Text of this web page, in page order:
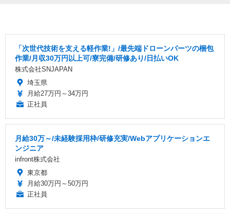
「次世代技術を支える軽作業!」/最先端ドローンパーツの梱包
作業/月収30万円以上可/寮完備/研修あり/日払いOK
株式会社SNJAPAN
埼玉県
月給27万円～34万円
正社員
月給30万～/未経験採用枠/研修充実/Webアプリケーションエ
ンジニア
infront株式会社
東京都
月給30万円～50万円
正社員